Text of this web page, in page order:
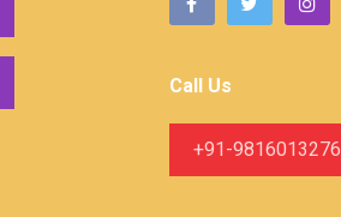
Call Us
+91-9816013276